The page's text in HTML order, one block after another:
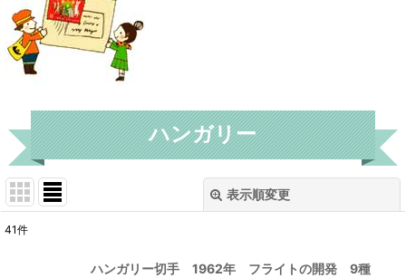
ハンガリー
表示順変更
41件
ハンガリー切手 1962年 フライトの開発 9種